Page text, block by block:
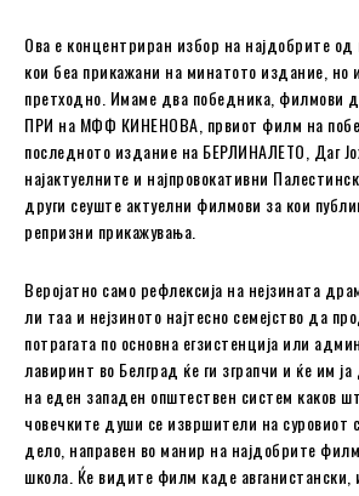
Ова е концентриран избор на најдобрите
кои беа прикажани на минатото издание, но
претходно. Имаме два победника, филмови
ПРИ на МФФ КИНЕНОВА, првиот филм на
последното издание на БЕРЛИНАЛЕТО, Даг
најактуелните и најпровокативни
други сеуште актуелни филмови за кои
репризни прикажувања.
Веројатно само рефлексија на нејзината
ли таа и нејзиното најтесно семејство да
потрагата по основна егзистенција или
лавиринт во Белград ќе ги зграпчи и ќе им
на еден западен општествен систем каков
човечките души се извршители на
дело, направен во манир на најдобрите
школа. Ќе видите филм каде авганистански,